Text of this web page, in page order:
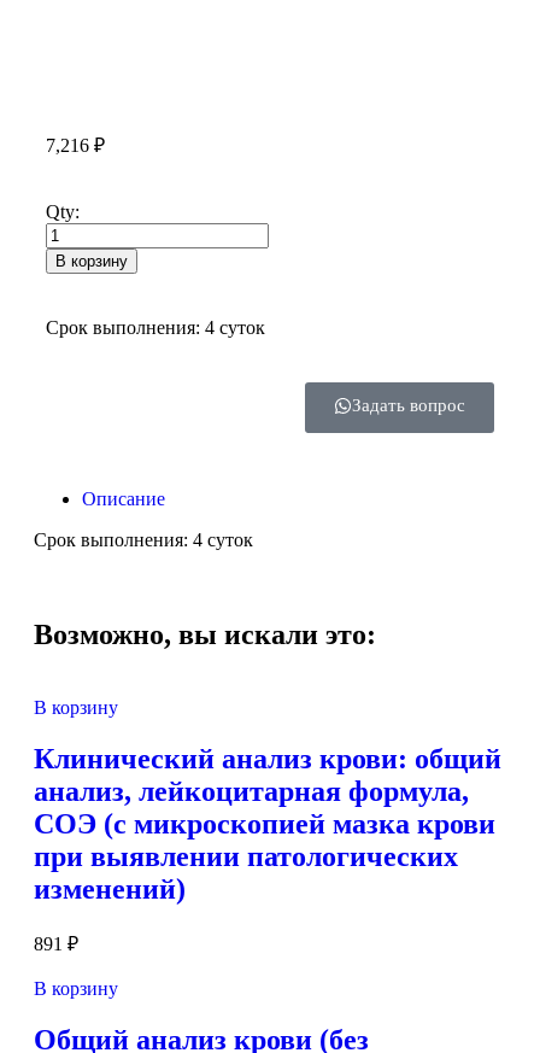
7,216 ₽
Qty:
В корзину
Срок выполнения: 4 суток
Задать вопрос
Описание
Срок выполнения: 4 суток
Возможно, вы искали это:
В корзину
Клинический анализ крови: общий
анализ, лейкоцитарная формула,
СОЭ (с микроскопией мазка крови
при выявлении патологических
изменений)
891 ₽
В корзину
Общий анализ крови (без